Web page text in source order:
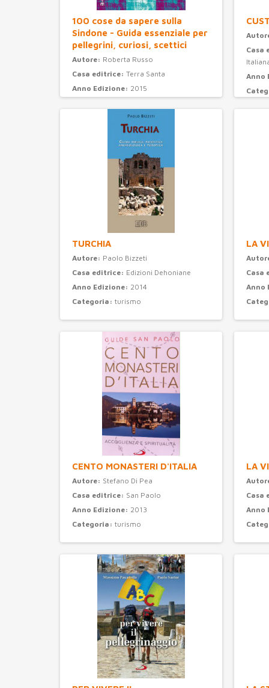
100 cose da sapere sulla
Sindone - Guida essenziale per
pellegrini, curiosi, scettici
Autore: Roberta Russo
Casa editrice: Terra Santa
Anno Edizione: 2015
Casa
Anno
TURCHIA
Autore: Paolo Bizzeti
Casa editrice: Edizioni Dehoniane
Anno Edizione: 2014
Categoria: turismo
LA
Casa
Anno
CENTO MONASTERI D'ITALIA
Autore: Stefano Di Pea
Casa editrice: San Paolo
Anno Edizione: 2013
Categoria: turismo
LA
Casa
Anno